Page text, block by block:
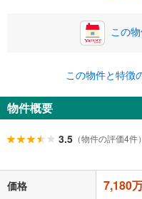
0円
ナス時の増額分（1回分
ボーナス払いの限度額は
閉じる
月々の返済額
ローン返済額 186,382円（
「金利」については、ご利用
この
この物件と特徴
物件概要
3.5 （物件の評価4件）
価格 7,180